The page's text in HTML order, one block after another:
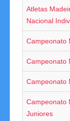
Camp.
Taça da
Impressos
Atletas
Nacional
Campeonato
Campeonato
Campeonato
Campeonato
Juniores